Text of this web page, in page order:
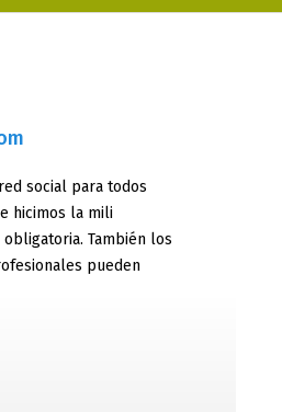
social para todos
hicimos la mili
También los
pueden